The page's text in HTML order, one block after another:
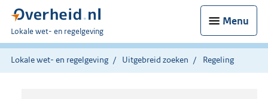
Menu
U
bent
hier:
Lokale wet- en regelgeving
Lokale wet- en regelgeving Uitgebreid zoeken Regeling